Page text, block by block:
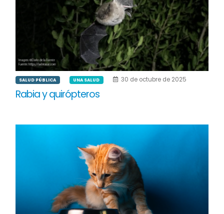
SALUD PÚBLICA UNA SALUD 30 de octubre de 2025
Rabia y quirópteros